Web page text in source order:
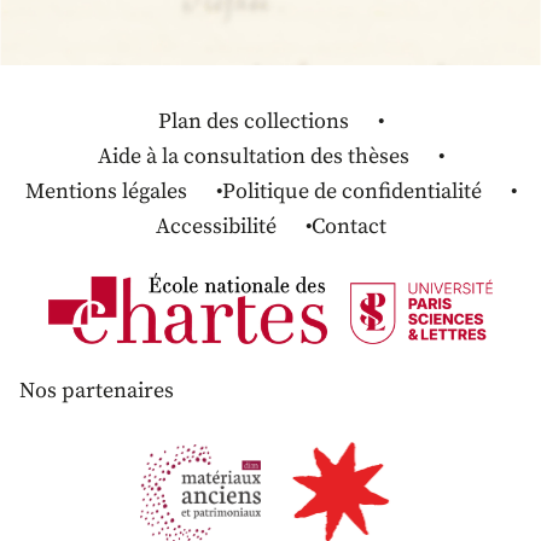
Plan des collections
Aide à la consultation des thèses
Mentions légales
Politique de confidentialité
Accessibilité
Contact
Nos partenaires